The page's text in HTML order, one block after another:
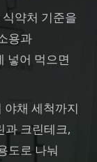
약처 기준을
용과
넣어 먹으면
야채 세척까지
과 크린테크,
도로 나눠